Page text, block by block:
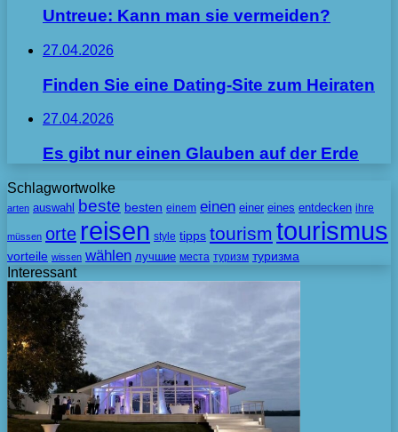
Untreue: Kann man sie vermeiden?
27.04.2026
Finden Sie eine Dating-Site zum Heiraten
27.04.2026
Es gibt nur einen Glauben auf der Erde
Schlagwortwolke
arten auswahl beste besten einem einen einer eines entdecken ihre
müssen orte reisen style tipps tourism tourismus
vorteile wissen wählen лучшие места туризм туризма
Interessant